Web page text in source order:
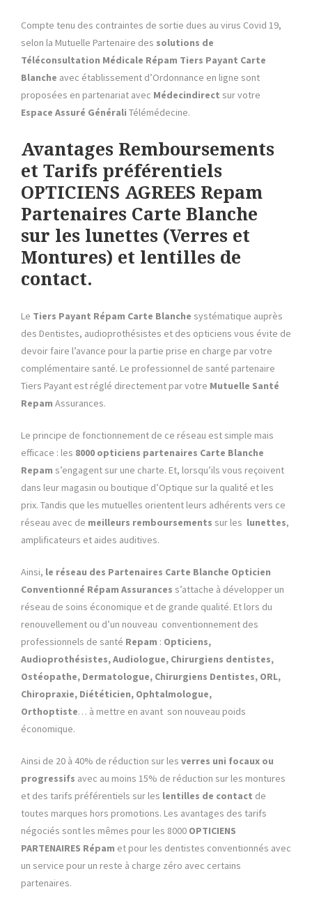
Compte tenu des contraintes de sortie dues au virus Covid 19,
selon la Mutuelle Partenaire des solutions de
Téléconsultation Médicale Répam Tiers Payant Carte
Blanche avec établissement d’Ordonnance en ligne sont
proposées en partenariat avec Médecindirect sur votre
Espace Assuré Générali Télémédecine.
Avantages Remboursements
et Tarifs préférentiels
OPTICIENS AGREES Repam
Partenaires Carte Blanche
sur les lunettes (Verres et
Montures) et lentilles de
contact.
Le Tiers Payant Répam Carte Blanche systématique auprès
des Dentistes, audioprothésistes et des opticiens vous évite de
devoir faire l’avance pour la partie prise en charge par votre
complémentaire santé. Le professionnel de santé partenaire
Tiers Payant est réglé directement par votre Mutuelle Santé
Repam Assurances.
Le principe de fonctionnement de ce réseau est simple mais
efficace : les 8000 opticiens partenaires Carte Blanche
Repam s’engagent sur une charte. Et, lorsqu’ils vous reçoivent
dans leur magasin ou boutique d’Optique sur la qualité et les
prix. Tandis que les mutuelles orientent leurs adhérents vers ce
réseau avec de meilleurs remboursements sur les lunettes,
amplificateurs et aides auditives.
Ainsi, le réseau des Partenaires Carte Blanche Opticien
Conventionné Répam Assurances s’attache à développer un
réseau de soins économique et de grande qualité. Et lors du
renouvellement ou d’un nouveau conventionnement des
professionnels de santé Repam : Opticiens,
Audioprothésistes, Audiologue, Chirurgiens dentistes,
Ostéopathe, Dermatologue, Chirurgiens Dentistes, ORL,
Chiropraxie, Diététicien, Ophtalmologue,
Orthoptiste… à mettre en avant son nouveau poids
économique.
Ainsi de 20 à 40% de réduction sur les verres uni focaux ou
progressifs avec au moins 15% de réduction sur les montures
et des tarifs préférentiels sur les lentilles de contact de
toutes marques hors promotions. Les avantages des tarifs
négociés sont les mêmes pour les 8000 OPTICIENS
PARTENAIRES Répam et pour les dentistes conventionnés avec
un service pour un reste à charge zéro avec certains
partenaires.